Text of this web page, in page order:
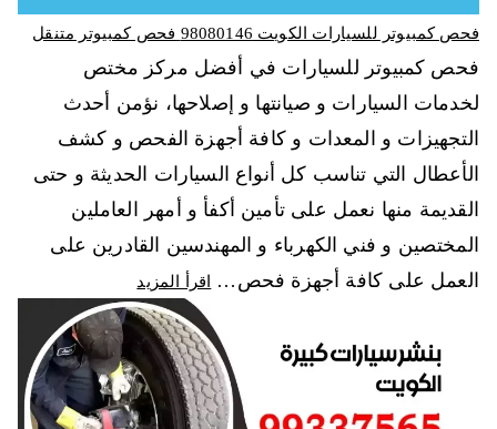
فحص كمبيوتر للسيارات الكويت 98080146‬ فحص كمبيوتر متنقل
فحص كمبيوتر للسيارات في أفضل مركز مختص
لخدمات السيارات و صيانتها و إصلاحها، نؤمن أحدث
التجهيزات و المعدات و كافة أجهزة الفحص و كشف
الأعطال التي تناسب كل أنواع السيارات الحديثة و حتى
القديمة منها نعمل على تأمين أكفأ و أمهر العاملين
المختصين و فني الكهرباء و المهندسين القادرين على
العمل على كافة أجهزة فحص…
اقرأ المزيد